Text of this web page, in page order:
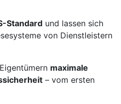
Standard und lassen sich
von Dienstleistern
maximale
– vom ersten